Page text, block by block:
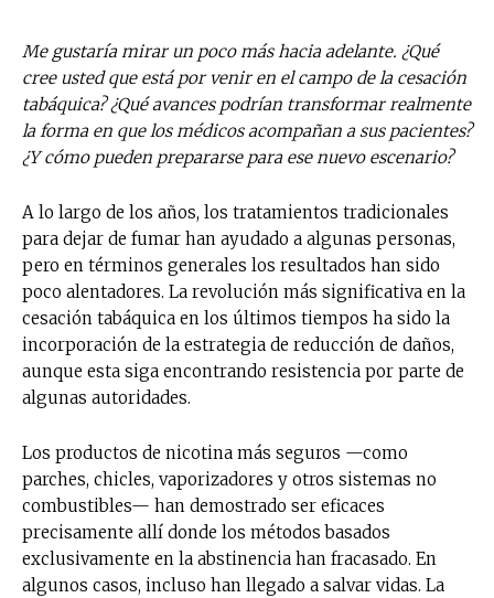
Me gustaría mirar un poco más hacia adelante. ¿Qué
cree usted que está por venir en el campo de la cesación
tabáquica? ¿Qué avances podrían transformar realmente
la forma en que los médicos acompañan a sus pacientes?
¿Y cómo pueden prepararse para ese nuevo escenario?
A lo largo de los años, los tratamientos tradicionales
para dejar de fumar han ayudado a algunas personas,
pero en términos generales los resultados han sido
poco alentadores. La revolución más significativa en la
cesación tabáquica en los últimos tiempos ha sido la
incorporación de la estrategia de reducción de daños,
aunque esta siga encontrando resistencia por parte de
algunas autoridades.
Los productos de nicotina más seguros —como
parches, chicles, vaporizadores y otros sistemas no
combustibles— han demostrado ser eficaces
precisamente allí donde los métodos basados
exclusivamente en la abstinencia han fracasado. En
algunos casos, incluso han llegado a salvar vidas. La